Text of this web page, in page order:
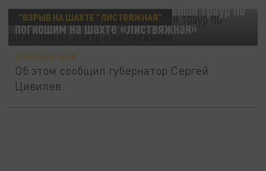
В Кузбассе объявлен трехдневный траур по
погибшим на шахте «Листвяжная»
"ВЗРЫВ НА ШАХТЕ "ЛИСТВЯЖНАЯ"
25 НОЯБРЯ 15:30
Об этом сообщил губернатор Сергей
Цивилев.